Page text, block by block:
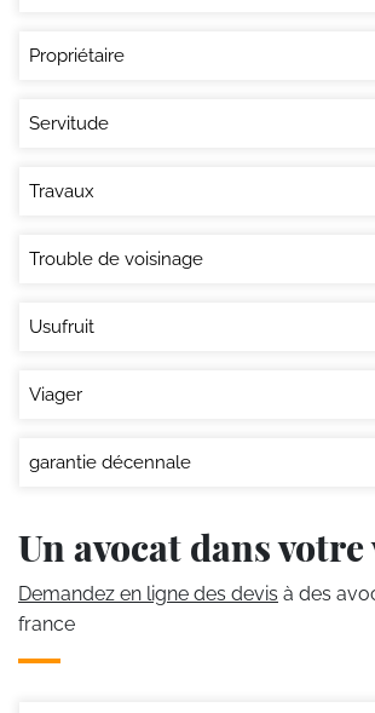
Propriétaire
Servitude
Travaux
Trouble de voisinage
Usufruit
Viager
garantie décennale
Un avocat dans
Demandez en ligne des devis à des
france